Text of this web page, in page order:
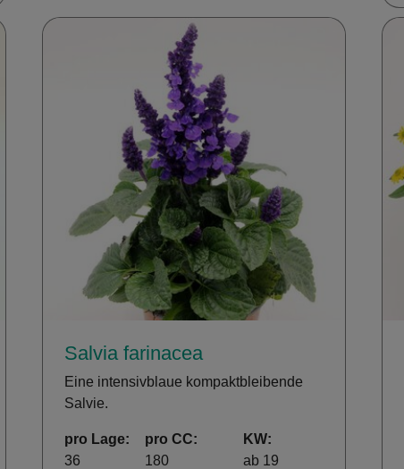
Salvia farinacea
Eine intensivblaue kompaktbleibende
Salvie.
pro Lage:
36
pro CC:
180
KW:
ab 19